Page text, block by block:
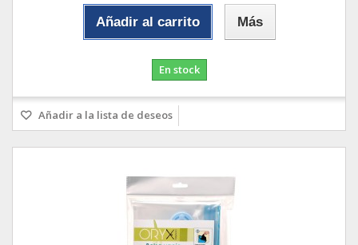
Añadir al carrito Más
En stock
Añadir a la lista de deseos